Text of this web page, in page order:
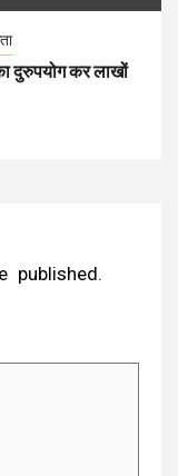
दुरुपयोग कर लाखों
published.